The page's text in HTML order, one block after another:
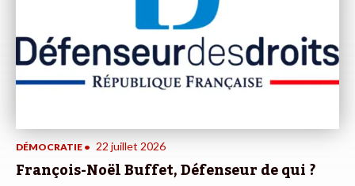
DÉMOCRATIE • 22 juillet 2026
François-Noël Buffet, Défenseur de qui ?